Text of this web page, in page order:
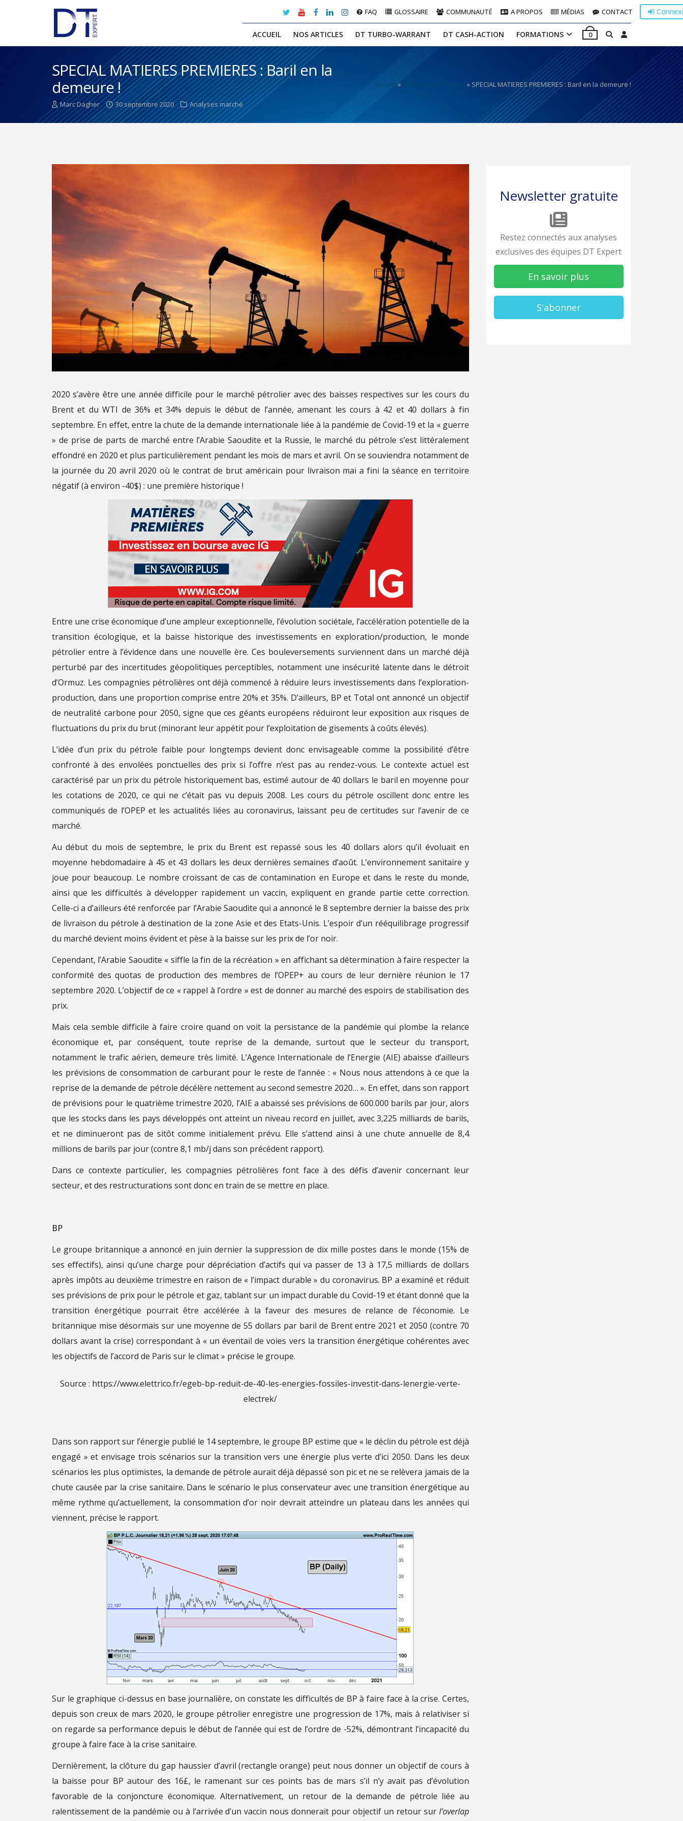
ACCUEIL NOS ARTICLES DT TURBO-WARRANT DT CASH-ACTION FORMATIONS 0
FAQ GLOSSAIRE COMMUNAUTÉ A PROPOS MÉDIAS CONTACT
Accueil» Analyses de marché » SPECIAL MATIERES PREMIERES : Baril en la demeure !
SPECIAL MATIERES PREMIERES : Baril en la
demeure !
Marc Dagher 30 septembre 2020 Analyses marché
2020 s’avère être une année difficile pour le marché pétrolier avec des baisses respectives sur les cours du
Brent et du WTI de 36% et 34% depuis le début de l’année, amenant les cours à 42 et 40 dollars à fin
septembre. En effet, entre la chute de la demande internationale liée à la pandémie de Covid-19 et la « guerre
» de prise de parts de marché entre l’Arabie Saoudite et la Russie, le marché du pétrole s’est littéralement
effondré en 2020 et plus particulièrement pendant les mois de mars et avril. On se souviendra notamment de
la journée du 20 avril 2020 où le contrat de brut américain pour livraison mai a fini la séance en territoire
négatif (à environ -40$) : une première historique !
Entre une crise économique d’une ampleur exceptionnelle, l’évolution sociétale, l’accélération potentielle de la
transition écologique, et la baisse historique des investissements en exploration/production, le monde
pétrolier entre à l’évidence dans une nouvelle ère. Ces bouleversements surviennent dans un marché déjà
perturbé par des incertitudes géopolitiques perceptibles, notamment une insécurité latente dans le détroit
d’Ormuz. Les compagnies pétrolières ont déjà commencé à réduire leurs investissements dans l’exploration-
production, dans une proportion comprise entre 20% et 35%. D’ailleurs, BP et Total ont annoncé un objectif
de neutralité carbone pour 2050, signe que ces géants européens réduiront leur exposition aux risques de
fluctuations du prix du brut (minorant leur appétit pour l’exploitation de gisements à coûts élevés).
L’idée d’un prix du pétrole faible pour longtemps devient donc envisageable comme la possibilité d’être
confronté à des envolées ponctuelles des prix si l’offre n’est pas au rendez-vous. Le contexte actuel est
caractérisé par un prix du pétrole historiquement bas, estimé autour de 40 dollars le baril en moyenne pour
les cotations de 2020, ce qui ne c’était pas vu depuis 2008. Les cours du pétrole oscillent donc entre les
communiqués de l’OPEP et les actualités liées au coronavirus, laissant peu de certitudes sur l’avenir de ce
marché.
Au début du mois de septembre, le prix du Brent est repassé sous les 40 dollars alors qu’il évoluait en
moyenne hebdomadaire à 45 et 43 dollars les deux dernières semaines d’août. L’environnement sanitaire y
joue pour beaucoup. Le nombre croissant de cas de contamination en Europe et dans le reste du monde,
ainsi que les difficultés à développer rapidement un vaccin, expliquent en grande partie cette correction.
Celle-ci a d’ailleurs été renforcée par l’Arabie Saoudite qui a annoncé le 8 septembre dernier la baisse des prix
de livraison du pétrole à destination de la zone Asie et des Etats-Unis. L’espoir d’un rééquilibrage progressif
du marché devient moins évident et pèse à la baisse sur les prix de l’or noir.
Cependant, l’Arabie Saoudite « siffle la fin de la récréation » en affichant sa détermination à faire respecter la
conformité des quotas de production des membres de l’OPEP+ au cours de leur dernière réunion le 17
septembre 2020. L’objectif de ce « rappel à l’ordre » est de donner au marché des espoirs de stabilisation des
prix.
Mais cela semble difficile à faire croire quand on voit la persistance de la pandémie qui plombe la relance
économique et, par conséquent, toute reprise de la demande, surtout que le secteur du transport,
notamment le trafic aérien, demeure très limité. L’Agence Internationale de l’Energie (AIE) abaisse d’ailleurs
les prévisions de consommation de carburant pour le reste de l’année : « Nous nous attendons à ce que la
reprise de la demande de pétrole décélère nettement au second semestre 2020… ». En effet, dans son rapport
de prévisions pour le quatrième trimestre 2020, l’AIE a abaissé ses prévisions de 600.000 barils par jour, alors
que les stocks dans les pays développés ont atteint un niveau record en juillet, avec 3,225 milliards de barils,
et ne diminueront pas de sitôt comme initialement prévu. Elle s’attend ainsi à une chute annuelle de 8,4
millions de barils par jour (contre 8,1 mb/j dans son précédent rapport).
Dans ce contexte particulier, les compagnies pétrolières font face à des défis d’avenir concernant leur
secteur, et des restructurations sont donc en train de se mettre en place.
BP
Le groupe britannique a annoncé en juin dernier la suppression de dix mille postes dans le monde (15% de
ses effectifs), ainsi qu’une charge pour dépréciation d’actifs qui va passer de 13 à 17,5 milliards de dollars
après impôts au deuxième trimestre en raison de « l’impact durable » du coronavirus. BP a examiné et réduit
ses prévisions de prix pour le pétrole et gaz, tablant sur un impact durable du Covid-19 et étant donné que la
transition énergétique pourrait être accélérée à la faveur des mesures de relance de l’économie. Le
britannique mise désormais sur une moyenne de 55 dollars par baril de Brent entre 2021 et 2050 (contre 70
dollars avant la crise) correspondant à « un éventail de voies vers la transition énergétique cohérentes avec
les objectifs de l’accord de Paris sur le climat » précise le groupe.
Source : https://www.elettrico.fr/egeb-bp-reduit-de-40-les-energies-fossiles-investit-dans-lenergie-verte-
electrek/
Dans son rapport sur l’énergie publié le 14 septembre, le groupe BP estime que « le déclin du pétrole est déjà
engagé » et envisage trois scénarios sur la transition vers une énergie plus verte d’ici 2050. Dans les deux
scénarios les plus optimistes, la demande de pétrole aurait déjà dépassé son pic et ne se relèvera jamais de la
chute causée par la crise sanitaire. Dans le scénario le plus conservateur avec une transition énergétique au
même rythme qu’actuellement, la consommation d’or noir devrait atteindre un plateau dans les années qui
viennent, précise le rapport.
Sur le graphique ci-dessus en base journalière, on constate les difficultés de BP à faire face à la crise. Certes,
depuis son creux de mars 2020, le groupe pétrolier enregistre une progression de 17%, mais à relativiser si
on regarde sa performance depuis le début de l’année qui est de l’ordre de -52%, démontrant l’incapacité du
groupe à faire face à la crise sanitaire.
Dernièrement, la clôture du gap haussier d’avril (rectangle orange) peut nous donner un objectif de cours à
la baisse pour BP autour des 16£, le ramenant sur ces points bas de mars s’il n’y avait pas d’évolution
favorable de la conjoncture économique. Alternativement, un retour de la demande de pétrole liée au
ralentissement de la pandémie ou à l’arrivée d’un vaccin nous donnerait pour objectif un retour sur l’overlap
Newsletter gratuite
Restez connectés aux analyses
exclusives des équipes DT Expert
En savoir plus
S'abonner